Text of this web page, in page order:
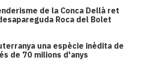
de la Conca Dellà ret
Roca del Bolet
una espècie inèdita de
de 70 milions d'anys